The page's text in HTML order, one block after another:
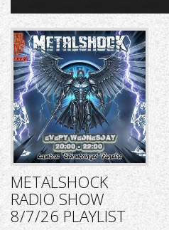
METALSHOCK
RADIO SHOW
8/7/26 PLAYLIST